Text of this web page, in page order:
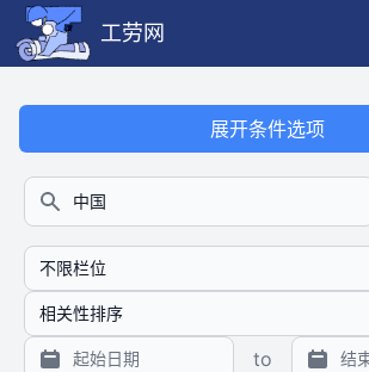
工劳网
展开条件选项
搜索
to